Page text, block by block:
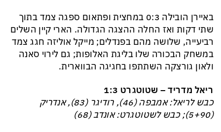
באיירן הובילה 0:3 במחצית ופתאום ספגה צמד בתוך
שתי דקות ואז החלה ההצגה הגדולה. הארי קיין השלים
רביעייה, שלושה מהם בפנדלים; מייקל אוליזה חגג צמד
במשחק הבכורה שלו בליגת האלופות; גם לירוי סאנה
ולאון גורצקה השתתפו בחגיגה הבווארית.
ריאל מדריד – שטוטגרט 1:3
כבש לריאל: אמבפה (46), רודיגר (83), אנדריק
(5+90); כבש לשטוטגרט: אונדב (68)